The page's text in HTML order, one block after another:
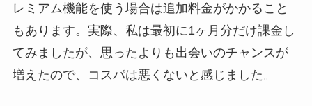
レミアム機能を使う場合は追加料金がかかること
もあります。実際、私は最初に1ヶ月分だけ課金し
てみましたが、思ったよりも出会いのチャンスが
増えたので、コスパは悪くないと感じました。